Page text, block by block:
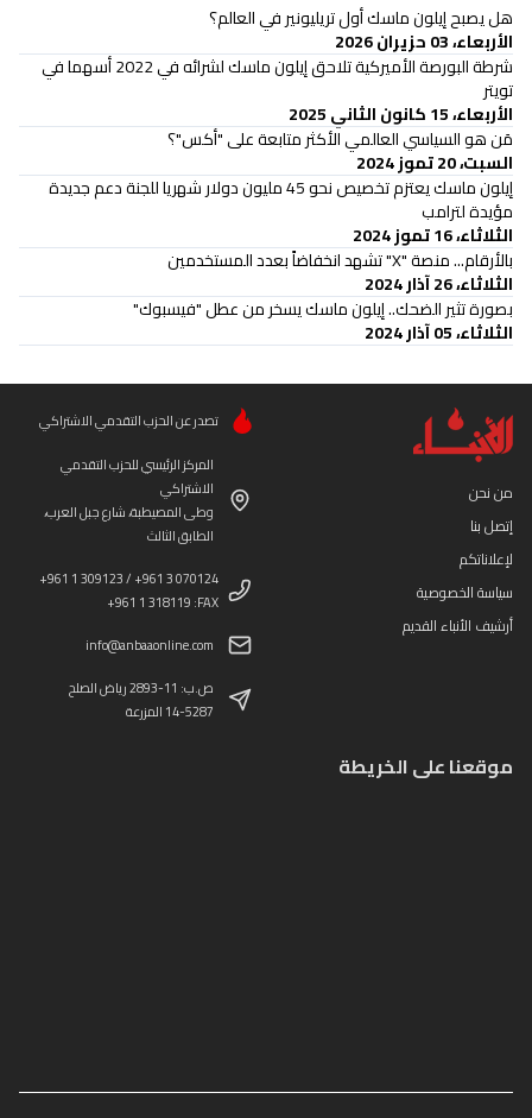
هل يصبح إيلون ماسك أول تريليونير في العالم؟
الأربعاء، 03 حزيران 2026
شرطة البورصة الأميركية تلاحق إيلون ماسك لشرائه في 2022 أسهما في
تويتر
الأربعاء، 15 كانون الثاني 2025
مَن هو السياسي العالمي الأكثر متابعة على "أكس"؟
السبت، 20 تموز 2024
إيلون ماسك يعتزم تخصيص نحو 45 مليون دولار شهريا للجنة دعم جديدة
مؤيدة لترامب
الثلاثاء، 16 تموز 2024
بالأرقام... منصة "X" تشهد انخفاضاً بعدد المستخدمين
الثلاثاء، 26 آذار 2024
بصورة تثير الضحك.. إيلون ماسك يسخر من عطل "فيسبوك"
الثلاثاء، 05 آذار 2024
من نحن
إتصل بنا
لإعلاناتكم
سياسة الخصوصية
أرشيف الأنباء القديم
تصدر عن الحزب التقدمي الاشتراكي
المركز الرئيسي للحزب التقدمي
الاشتراكي
وطى المصيطبة، شارع جبل العرب،
الطابق الثالث
+961 1 309123 / +961 3 070124
+961 1 318119 :FAX
info@anbaaonline.com
ص.ب: 11-2893 رياض الصلح
14-5287 المزرعة
موقعنا على الخريطة